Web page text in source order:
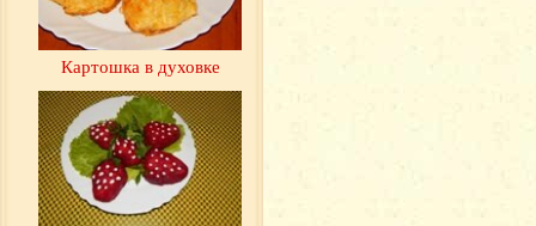
Картошка в духовке